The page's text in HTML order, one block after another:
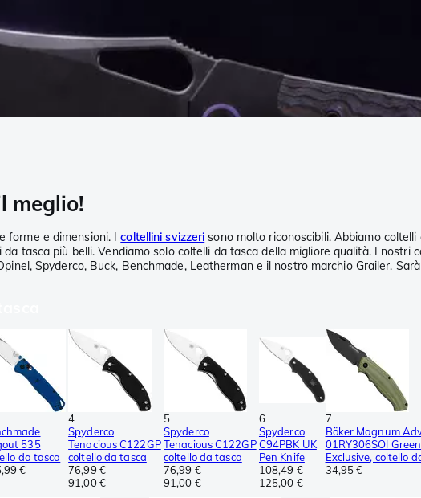
meglio!
forme e dimensioni. Icoltellini svizzeri sono molto riconoscibili. Abbiamo
tasca più belli. Vendiamo solo coltelli da tasca della migliore qualità. I
Spyderco, Buck, Benchmade, Leatherman e il nostro marchio Grailer.
535
da tasca
€
4
Spyderco
Tenacious C122GP
coltello da tasca
76,99 €
91,00 €
5
Spyderco
Tenacious C122GP
coltello da tasca
76,99 €
91,00 €
6
Spyderco
C94PBK UK
Pen Knife
108,49 €
125,00 €
7
Böker Magnum
01RY306SOI
Exclusive, coltello
34,95 €